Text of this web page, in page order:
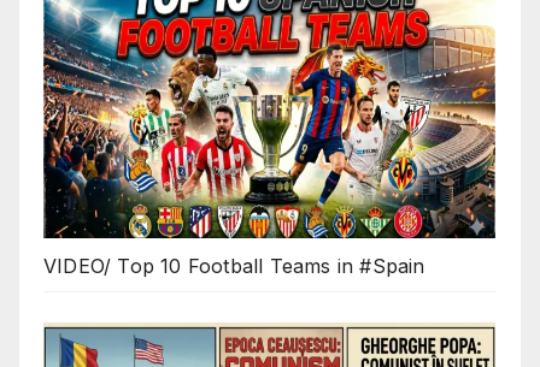
VIDEO/ Top 10 Football Teams in #Spain